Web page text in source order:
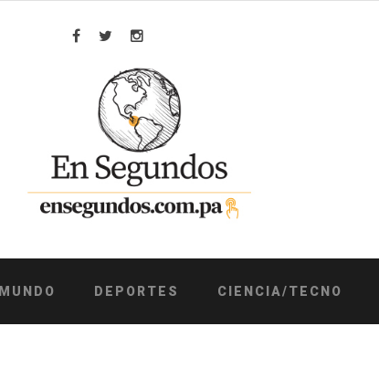
Facebook
TwitterInstagram
MUNDO DEPORTES CIENCIA/TECNO